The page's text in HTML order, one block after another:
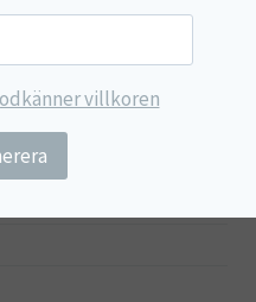
villkoren